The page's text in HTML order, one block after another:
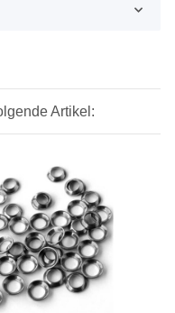
Artikel: